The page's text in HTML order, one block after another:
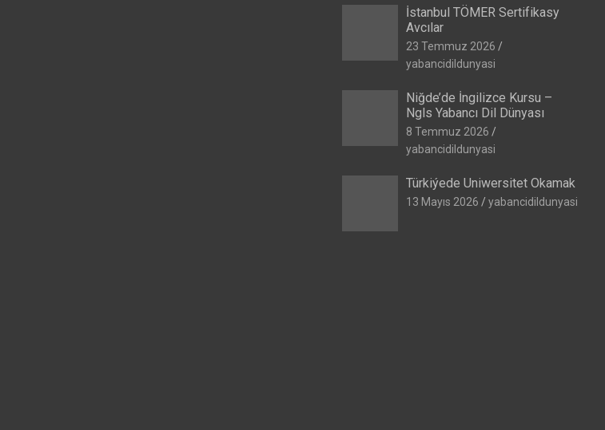
İstanbul TÖMER Sertifikasy
Avcılar
23 Temmuz 2026
yabancidildunyasi
Niğde’de İngilizce Kursu –
Ngls Yabancı Dil Dünyası
8 Temmuz 2026
yabancidildunyasi
Türkiýede Uniwersitet Okamak
13 Mayıs 2026 yabancidildunyasi